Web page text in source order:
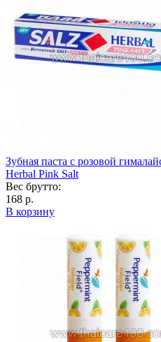
Зубная паста с розовой
Herbal Pink Salt
Вес брутто:
168 р.
В корзину